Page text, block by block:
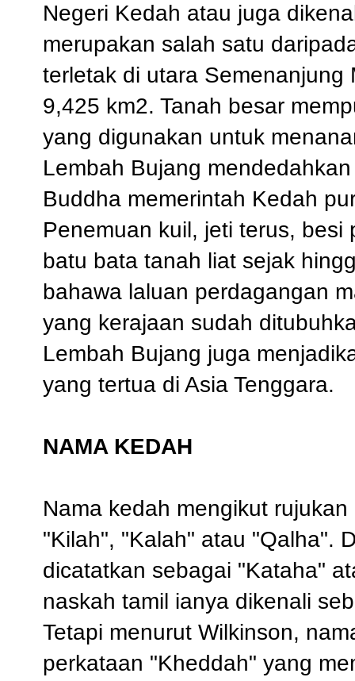
Negeri Kedah atau juga
merupakan salah satu
terletak di utara Semenanjung
9,425 km2. Tanah besar
yang digunakan untuk
Lembah Bujang
Buddha memerintah Kedah
Penemuan kuil, jeti terus,
batu bata tanah liat sejak
bahawa laluan perdagangan
yang kerajaan sudah
Lembah Bujang juga
yang tertua di Asia Tenggara.
NAMA KEDAH
Nama kedah mengikut
"Kilah", "Kalah" atau "Qalha".
dicatatkan sebagai "Kataha"
naskah tamil ianya dikenali
Tetapi menurut Wilkinson,
perkataan "Kheddah" yang